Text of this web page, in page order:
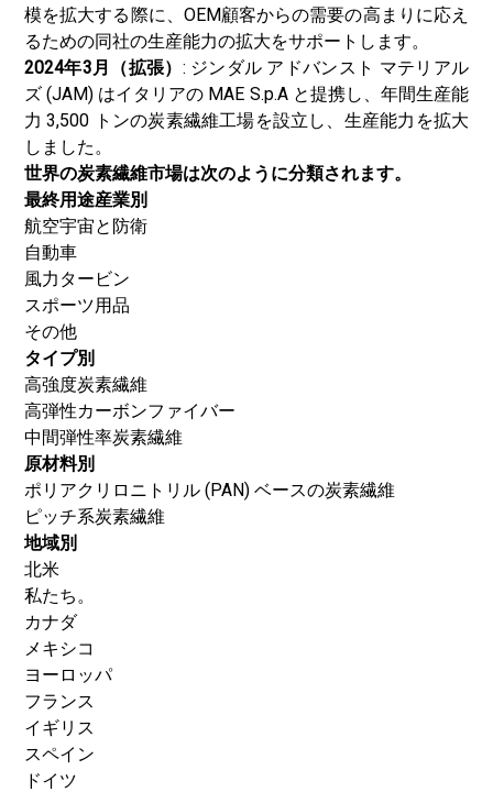
模を拡大する際に、OEM顧客からの需要の高まりに応え
るための同社の生産能力の拡大をサポートします。
2024年3月（拡張） : ジンダル アドバンスト マテリアル
ズ (JAM) はイタリアの MAE S.p.A と提携し、年間生産能
力 3,500 トンの炭素繊維工場を設立し、生産能力を拡大
しました。
世界の炭素繊維市場は次のように分類されます。
最終用途産業別
航空宇宙と防衛
自動車
風力タービン
スポーツ用品
その他
タイプ別
高強度炭素繊維
高弾性カーボンファイバー
中間弾性率炭素繊維
原材料別
ポリアクリロニトリル (PAN) ベースの炭素繊維
ピッチ系炭素繊維
地域別
北米
私たち。
カナダ
メキシコ
ヨーロッパ
フランス
イギリス
スペイン
ドイツ